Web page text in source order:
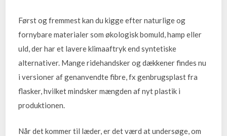
Først og fremmest kan du kigge efter naturlige og
fornybare materialer som økologisk bomuld, hamp eller
uld, der har et lavere klimaaftryk end syntetiske
alternativer. Mange ridehandsker og dækkener findes nu
i versioner af genanvendte fibre, fx genbrugsplast fra
flasker, hvilket mindsker mængden af nyt plastik i
produktionen.
Når det kommer til læder, er det værd at undersøge, om